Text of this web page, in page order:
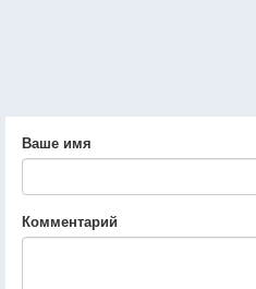
Ваше имя
Комментарий